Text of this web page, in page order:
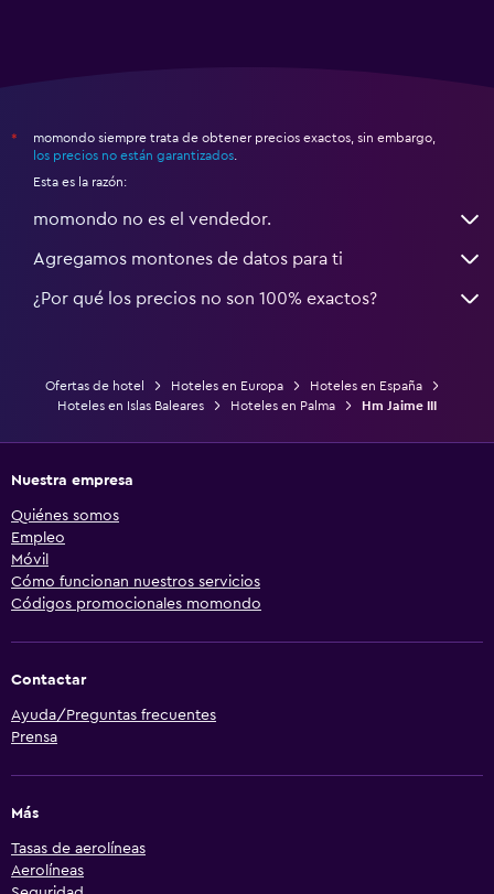
*
momondo siempre trata de obtener precios exactos, sin embargo,
los precios no están garantizados
Esta es la razón:
momondo no es el vendedor.
Agregamos montones de datos para ti
¿Por qué los precios no son 100% exactos?
Ofertas de hotel Hoteles en Europa
Hoteles en España
Hoteles en Islas Baleares
Hoteles en Palma Hm Jaime III
Nuestra empresa
Quiénes somos
Empleo
Móvil
Cómo funcionan nuestros servicios
Códigos promocionales momondo
Contactar
Ayuda/Preguntas frecuentes
Prensa
Más
Tasas de aerolíneas
Aerolíneas